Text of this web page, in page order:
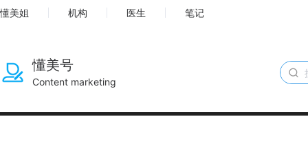
懂美姐 机构 医生 笔记
懂美号
Content marketing